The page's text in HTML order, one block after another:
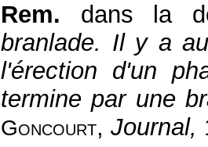
Rem. dans la
branlade. Il y a
l'érection d'un
termine par une
Goncourt, Journal,